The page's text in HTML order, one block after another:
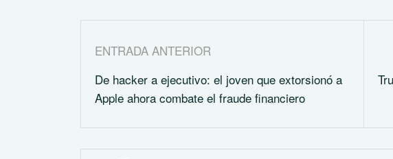
ENTRADA ANTERIOR
De hacker a ejecutivo: el joven que extorsionó a
Apple ahora combate el fraude financiero